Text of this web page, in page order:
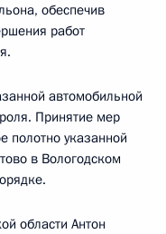
обеспечив
работ
автомобильной
Принятие мер
полотно указанной
в Вологодском
области Антон